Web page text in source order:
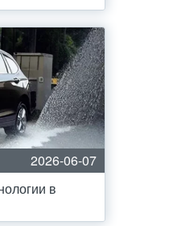
2026-06-07
в